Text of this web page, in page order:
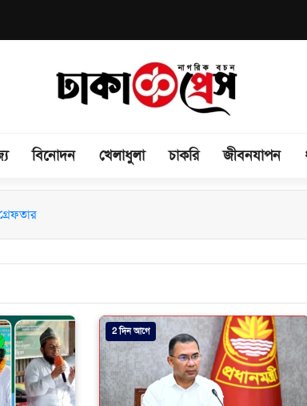
বিনোদন খেলাধুলা চাকরি জীবনযাপন
অনুষ্ঠিত
2 দিন আগে